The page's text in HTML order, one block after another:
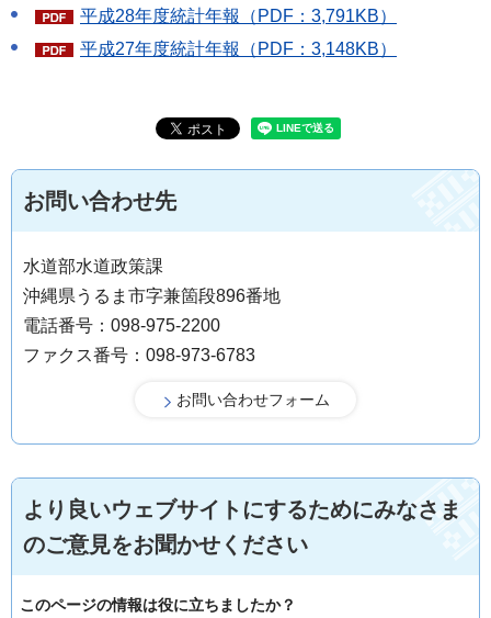
平成28年度統計年報（PDF：3,791KB）
平成27年度統計年報（PDF：3,148KB）
お問い合わせ先
水道部水道政策課
沖縄県うるま市字兼箇段896番地
電話番号：098-975-2200
ファクス番号：098-973-6783
より良いウェブサイトにするためにみなさま
のご意見をお聞かせください
このページの情報は役に立ちましたか？